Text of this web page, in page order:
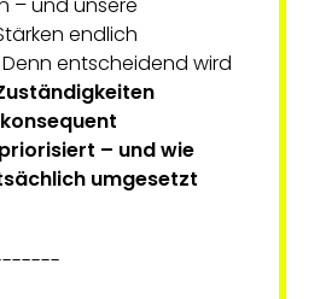
endlich
entscheidend wird
– und wie
umgesetzt